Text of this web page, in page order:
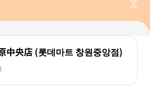
中央店 (롯데마트 창원중앙점)